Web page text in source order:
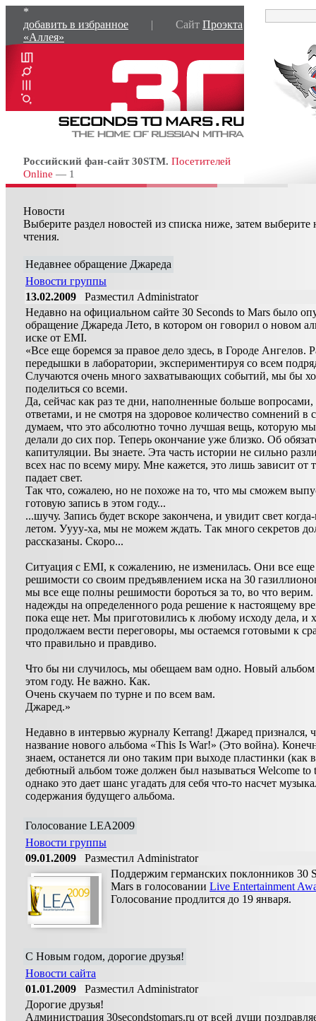
*
добавить в избранное
| Сайт Проэкта
«Аллея»
Российский фан-сайт 30STM. Посетителей
Online — 1
Новости
Выберите раздел новостей из списка ниже, затем выберите
чтения.
Недавнее обращение Джареда
Новости группы
13.02.2009 Разместил Administrator
Недавно на официальном сайте 30 Seconds to Mars было
обращение Джареда Лето, в котором он говорил о новом
иске от EMI.
«Все еще боремся за правое дело здесь, в Городе Ангелов.
передышки в лаборатории, экспериментируя со всем
Случаются очень много захватывающих событий, мы бы
поделиться со всеми.
Да, сейчас как раз те дни, наполненные больше
ответами, и не смотря на здоровое количество сомнений в
думаем, что это абсолютно точно лучшая вещь, которую
делали до сих пор. Теперь окончание уже близко. Об
капитуляции. Вы знаете. Эта часть истории не сильно
всех нас по всему миру. Мне кажется, это лишь зависит от
падает свет.
Так что, сожалею, но не похоже на то, что мы сможем
готовую запись в этом году...
...шучу. Запись будет вскоре закончена, и увидит свет
летом. Уууу-ха, мы не можем ждать. Так много секретов
рассказаны. Скоро...
Ситуация с EMI, к сожалению, не изменилась. Они все
решимости со своим предъявлением иска на 30
мы все еще полны решимости бороться за то, во что
надежды на определенного рода решение к настоящему
пока еще нет. Мы приготовились к любому исходу дела, и
продолжаем вести переговоры, мы остаемся готовыми к
что правильно и правдиво.
Что бы ни случилось, мы обещаем вам одно. Новый
этом году. Не важно. Как.
Очень скучаем по турне и по всем вам.
Джаред.»
Недавно в интервью журналу Kerrang! Джаред признался,
название нового альбома «This Is War!» (Это война).
знаем, останется ли оно таким при выходе пластинки (как
дебютный альбом тоже должен был называться Welcome to
однако это дает шанс угадать для себя что-то насчет
содержания будущего альбома.
Голосование LEA2009
Новости группы
09.01.2009 Разместил Administrator
Поддержим германских поклонников 30
Mars в голосовании Live Entertainment
Голосование продлится до 19 января.
С Новым годом, дорогие друзья!
Новости сайта
01.01.2009 Разместил Administrator
Дорогие друзья!
Администрация 30secondstomars.ru от всей души